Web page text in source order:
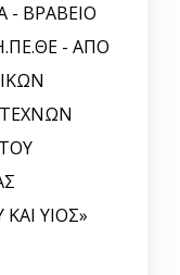
- ΒΡΑΒΕΙΟ
- ΑΠΟ
ΥΙΟΣ»